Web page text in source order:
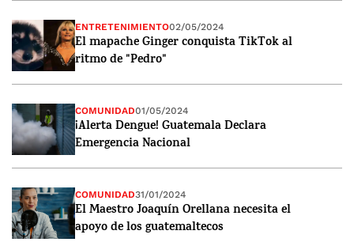
ENTRETENIMIENTO02/05/2024
El mapache Ginger conquista TikTok al
ritmo de "Pedro"
COMUNIDAD01/05/2024
¡Alerta Dengue! Guatemala Declara
Emergencia Nacional
COMUNIDAD31/01/2024
El Maestro Joaquín Orellana necesita el
apoyo de los guatemaltecos